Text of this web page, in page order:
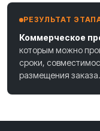
РЕЗУЛЬТАТ
Коммерческое
которым можно
сроки,
размещения заказа.